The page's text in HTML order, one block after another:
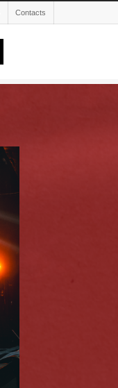
Contacts